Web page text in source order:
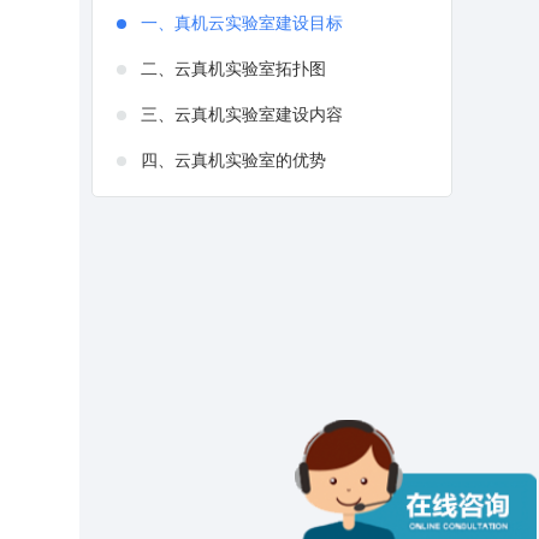
一、真机云实验室建设目标
二、云真机实验室拓扑图
三、云真机实验室建设内容
四、云真机实验室的优势